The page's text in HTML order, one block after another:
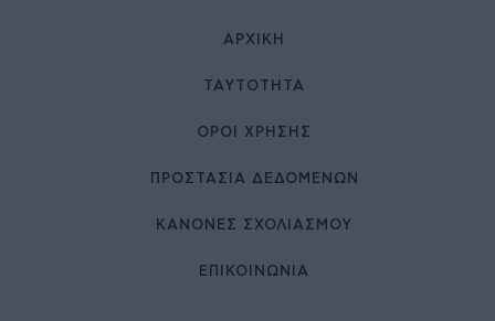
ΑΡΧΙΚΉ
ΤΑΥΤΌΤΗΤΑ
ΌΡΟΙ ΧΡΉΣΗΣ
ΠΡΟΣΤΑΣΙΑ ΔΕΔΟΜΕΝΩΝ
ΚΑΝΟΝΕΣ ΣΧΟΛΙΑΣΜΟΥ
ΕΠΙΚΟΙΝΩΝΊΑ